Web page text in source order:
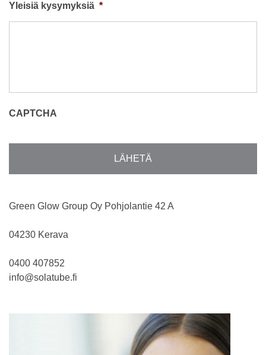
Yleisiä kysymyksiä *
CAPTCHA
Green Glow Group Oy Pohjolantie 42 A
04230 Kerava
0400 407852
info@solatube.fi